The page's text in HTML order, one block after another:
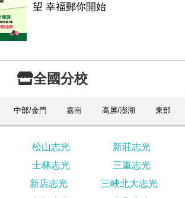
望 幸福郵你開始
全國分校
中部/金門 嘉南 高屏/澎湖 東部
松山志光
新莊志光
士林志光
三重志光
新店志光
三峽北大志光